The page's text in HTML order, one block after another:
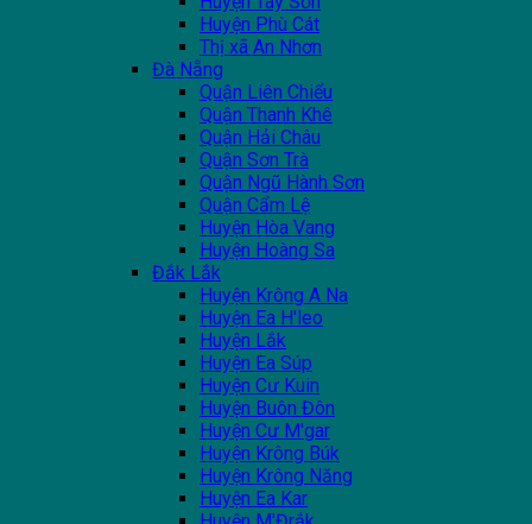
Huyện Phù Cát
Thị xã An Nhơn
Đà Nẵng
Quận Liên Chiểu
Quận Thanh Khê
Quận Hải Châu
Quận Sơn Trà
Quận Ngũ Hành Sơn
Quận Cẩm Lệ
Huyện Hòa Vang
Huyện Hoàng Sa
Đắk Lắk
Huyện Krông A Na
Huyện Ea H'leo
Huyện Lắk
Huyện Ea Súp
Huyện Cư Kuin
Huyện Buôn Đôn
Huyện Cư M'gar
Huyện Krông Búk
Huyện Krông Năng
Huyện Ea Kar